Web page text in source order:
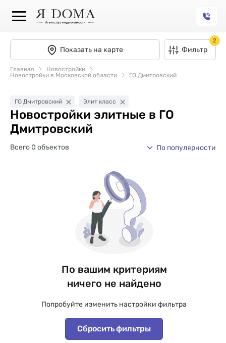
Показать на карте Фильтр
2
Главная
Новостройки
Новостройки в Московской области
ГО Дмитровский
ГО Дмитровский Элит класс
Новостройки элитные в ГО
Дмитровский
Всего 0 объектов По популярности
По вашим критериям
ничего не найдено
Попробуйте изменить настройки фильтра
Сбросить фильтры